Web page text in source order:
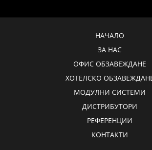
НАЧАЛО
ЗА НАС
ОФИС ОБЗАВЕЖДАНЕ
ХОТЕЛСКО
МОДУЛНИ СИСТЕМИ
ДИСТРИБУТОРИ
РЕФЕРЕНЦИИ
КОНТАКТИ